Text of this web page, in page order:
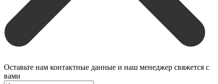
Оставьте нам контактные данные и наш менеджер свяжется с
вами